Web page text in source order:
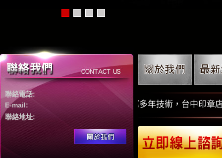
聯絡電話:
E-mail:
聯絡地址:
大量生產。台中印章店推薦多年技術，台中印章店推薦